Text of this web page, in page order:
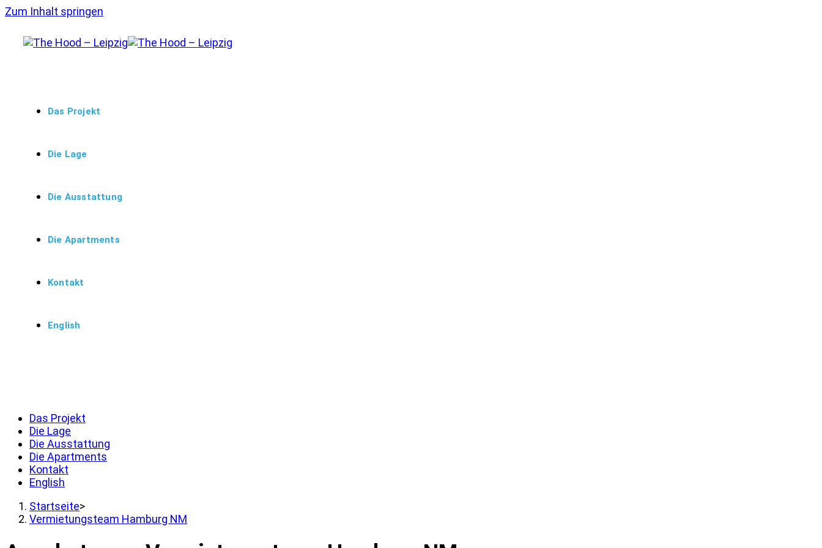
Zum Inhalt springen
Das Projekt
Die Lage
Die Ausstattung
Die Apartments
Kontakt
English
Das Projekt
Die Lage
Die Ausstattung
Die Apartments
Kontakt
English
Startseite>
Vermietungsteam Hamburg NM